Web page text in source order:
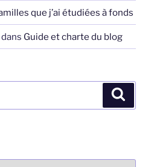
que j’ai étudiées à fonds
dans Guide et charte du blog